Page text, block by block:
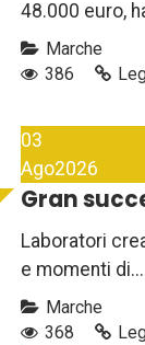
48.000 euro,
Marche
386
03
Ago2026
Gran
Laboratori
e momenti di...
Marche
368